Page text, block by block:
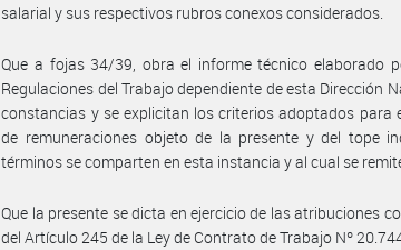
salarial y sus respectivos rubros conexos considerados.
Que a fojas 34/39, obra el informe técnico elaborado
Regulaciones del Trabajo dependiente de esta Dirección
constancias y se explicitan los criterios adoptados para
de remuneraciones objeto de la presente y del tope
términos se comparten en esta instancia y al cual se
Que la presente se dicta en ejercicio de las atribuciones
del Artículo 245 de la Ley de Contrato de Trabajo Nº